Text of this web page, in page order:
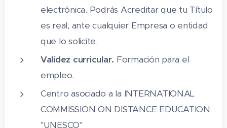
electrónica. Podrás Acreditar que tu Título
es real, ante cualquier Empresa o entidad
que lo solicite.
Validez curricular. Formación para el
empleo.
Centro asociado a la INTERNATIONAL
COMMISSION ON DISTANCE EDUCATION
"UNESCO"